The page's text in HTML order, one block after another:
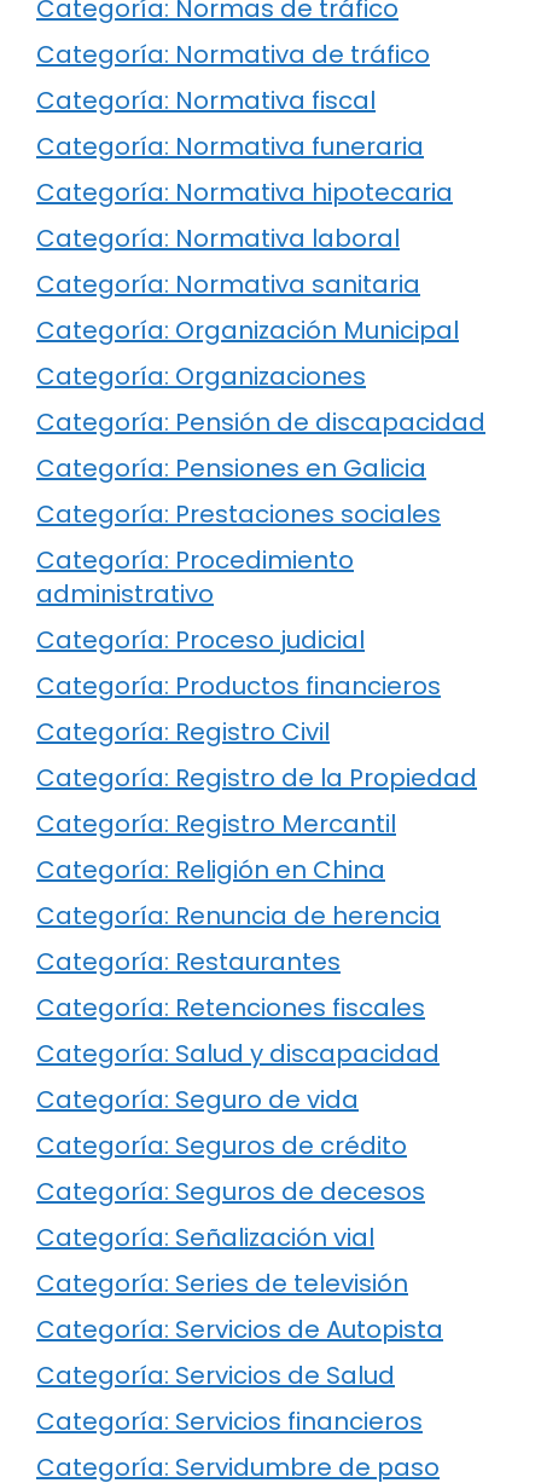
Categoría: Normas de tráfico
Categoría: Normativa de tráfico
Categoría: Normativa fiscal
Categoría: Normativa funeraria
Categoría: Normativa hipotecaria
Categoría: Normativa laboral
Categoría: Normativa sanitaria
Categoría: Organización Municipal
Categoría: Organizaciones
Categoría: Pensión de discapacidad
Categoría: Pensiones en Galicia
Categoría: Prestaciones sociales
Categoría: Procedimiento
administrativo
Categoría: Proceso judicial
Categoría: Productos financieros
Categoría: Registro Civil
Categoría: Registro de la Propiedad
Categoría: Registro Mercantil
Categoría: Religión en China
Categoría: Renuncia de herencia
Categoría: Restaurantes
Categoría: Retenciones fiscales
Categoría: Salud y discapacidad
Categoría: Seguro de vida
Categoría: Seguros de crédito
Categoría: Seguros de decesos
Categoría: Señalización vial
Categoría: Series de televisión
Categoría: Servicios de Autopista
Categoría: Servicios de Salud
Categoría: Servicios financieros
Categoría: Servidumbre de paso